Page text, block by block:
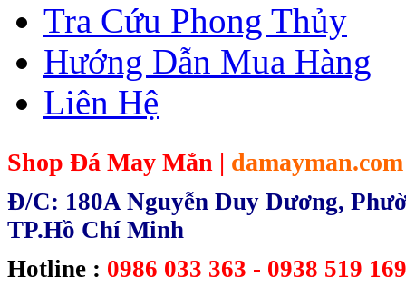
Tra Cứu Phong Thủy
Hướng Dẫn Mua Hàng
Liên Hệ
Shop Đá May Mắn | damayman.com
Đ/C: 180A Nguyễn Duy Dương,
TP.Hồ Chí Minh
Hotline : 0986 033 363 - 0938 519